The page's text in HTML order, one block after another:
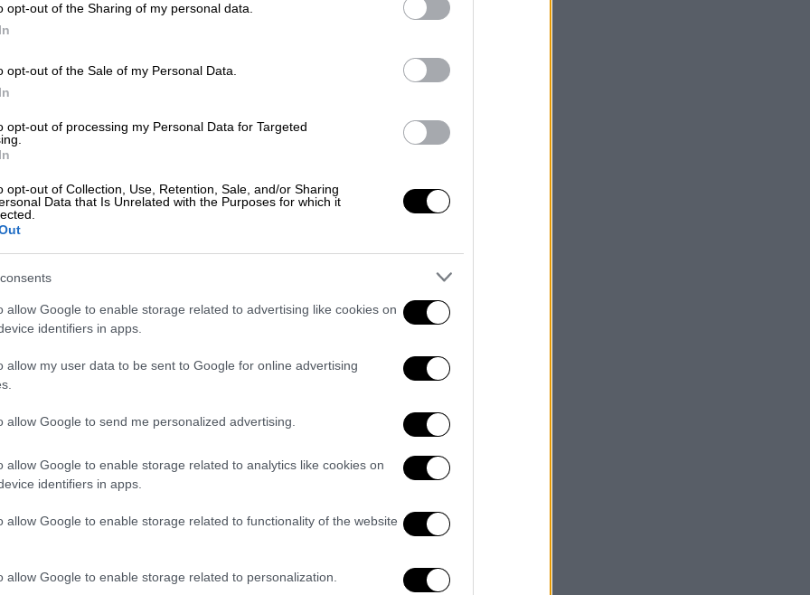
opt-out of the Sharing of my personal data.
opt-out of the Sale of my Personal Data.
opt-out of processing my Personal Data for Targeted
opt-out of Collection, Use, Retention, Sale, and/or Sharing
Data that Is Unrelated with the Purposes for which it
allow Google to enable storage related to advertising like cookies on
identifiers in apps.
allow my user data to be sent to Google for online advertising
allow Google to send me personalized advertising.
allow Google to enable storage related to analytics like cookies on
identifiers in apps.
allow Google to enable storage related to functionality of the website
allow Google to enable storage related to personalization.
50.000 ευρώ
του σε καθορισμένες ημερομηνίες,
χώρα.
και συνηγόρων τους
πρόκληση έκρηξης με δόλο , γεγονός που,
ωθήσει τη δικαιοσύνη σε μια πιο
μελέτες, καθώς και στελεχών δημόσιων
και τους τεχνικούς ελέγχους των
το παρών στο δικαστικό μέγαρο,
απελευθέρωση του
άλλων εργαζομένων, τόνισαν πως ο
προβλήματα και τις σχετικές
υπήρξε η ανάλογη ανταπόκριση για
που θα απέτρεπαν το μοιραίο